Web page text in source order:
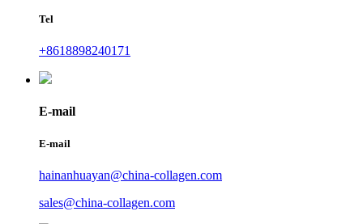
Tel
+8618898240171
E-mail
E-mail
hainanhuayan@china-collagen.com
sales@china-collagen.com